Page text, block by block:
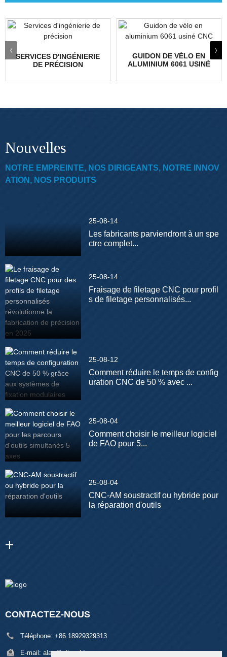
SERVICES D'INGÉNIERIE
DE PRÉCISION
GUIDON DE VÉLO EN
ALUMINIUM 6061 USINÉ
Nouvelles
NOTRE EMPREINTE, NOS DIRIGEANTS, NOTRE INNOV
ATION, NOS PRODUITS
25-08-14
Les fabricants parviendront à un spe
ctre complet...
25-08-14
Fraisage de filetage CNC pour profil
s de filetage personnalisés...
25-08-12
Comment réduire le temps de config
uration CNC de 50 % avec ...
25-08-04
Comment choisir le meilleur logiciel
de FAO pour 5...
25-08-04
CNC-AM soustractif ou hybride pour
la réparation d'outils
CONTACTEZ-NOUS
Téléphone: +86 18929329313
E-mail: alan@pftworld.com